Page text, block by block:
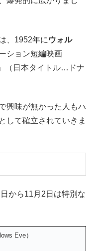
、1952年に ウォル
ション短編映画
」（日本タイトル…ドナ
興味が無かった人もハ
して確立されていきま
から11月2日は特別な
Eve）